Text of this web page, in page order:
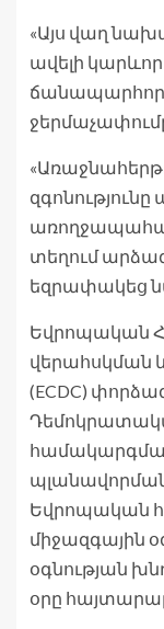
«Այս վաղ
ավելի
տեղում
եզրափակեց
Եվրոպական
վերահսկման
(ECDC)
Եվրոպական
միջազգային
օգնության
օրը